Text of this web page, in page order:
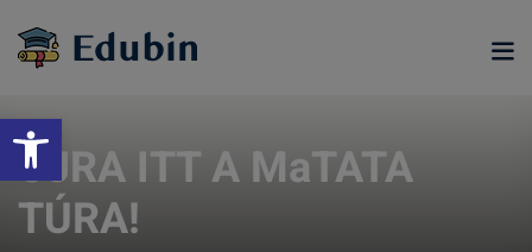
Eszköztár megnyitása
content
ÚJRA ITT A MaTATA
TÚRA!